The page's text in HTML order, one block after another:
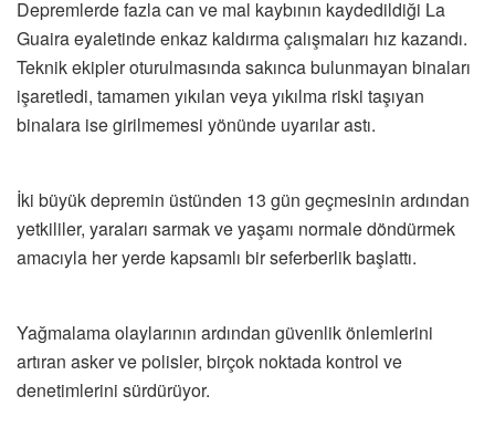
Depremlerde fazla can ve mal kaybının kaydedildiği La
Guaira eyaletinde enkaz kaldırma çalışmaları hız kazandı.
Teknik ekipler oturulmasında sakınca bulunmayan binaları
işaretledi, tamamen yıkılan veya yıkılma riski taşıyan
binalara ise girilmemesi yönünde uyarılar astı.
İki büyük depremin üstünden 13 gün geçmesinin ardından
yetkililer, yaraları sarmak ve yaşamı normale döndürmek
amacıyla her yerde kapsamlı bir seferberlik başlattı.
Yağmalama olaylarının ardından güvenlik önlemlerini
artıran asker ve polisler, birçok noktada kontrol ve
denetimlerini sürdürüyor.